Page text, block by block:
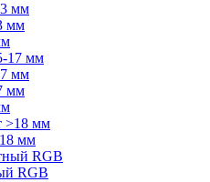
мм
мм
мм
RGB